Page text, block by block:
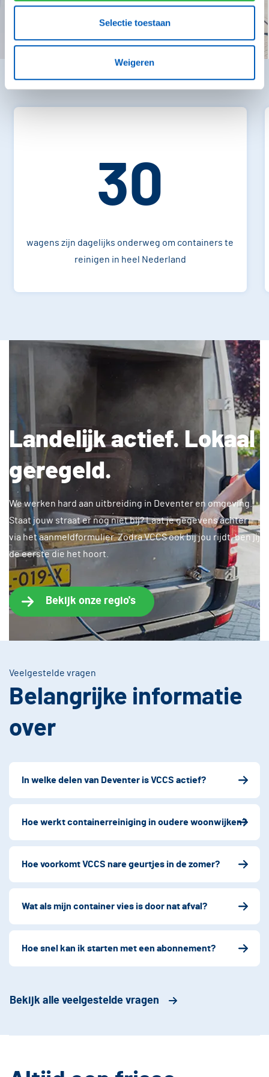
Selectie toestaan
Weigeren
30
wagens zijn dagelijks onderweg om containers te
reinigen in heel Nederland
Landelijk actief. Lokaal
geregeld.
We werken hard aan uitbreiding in Deventer en omgeving.
Staat jouw straat er nog niet bij? Laat je gegevens achter
via het aanmeldformulier. Zodra VCCS ook bij jou rijdt, ben jij
de eerste die het hoort.
Bekijk onze regio's
Veelgestelde vragen
Belangrijke informatie
over
In welke delen van Deventer is VCCS actief?
Hoe werkt containerreiniging in oudere woonwijken?
Hoe voorkomt VCCS nare geurtjes in de zomer?
Wat als mijn container vies is door nat afval?
Hoe snel kan ik starten met een abonnement?
Bekijk alle veelgestelde vragen